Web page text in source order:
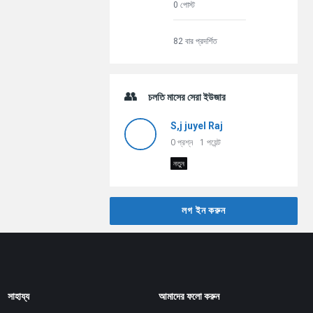
0 পোস্ট
82 বার প্রদর্শিত
চলতি মাসের সেরা ইউজার
S,j juyel Raj
0প্রশ্ন 1 পয়েন্ট
নতুন
লগ ইন করুন
সাহায্য আমাদের ফলো করুন